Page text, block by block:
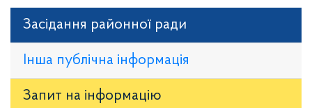
Засідання районної ради
Інша публічна інформація
Запит на iнформацію